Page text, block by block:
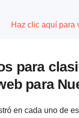
Haz clic aquí para
para
para
en cada uno de